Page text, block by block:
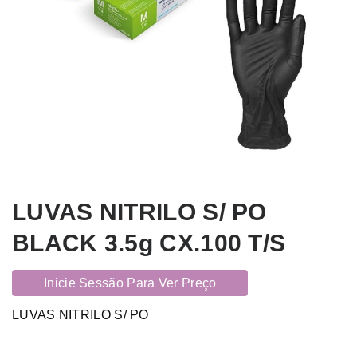
LUVAS NITRILO S/ PO
BLACK 3.5g CX.100 T/S
Inicie Sessão Para Ver Preço
LUVAS NITRILO S/ PO